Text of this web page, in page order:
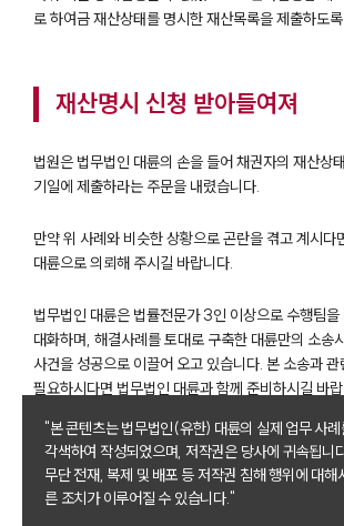
그룹소개
그룹소개
대륜의 강점
오시는 길
글로벌 파트너 로펌
통합검색
AI대륜
로 하여금 재산상태를 명시한 재산목록을 제출하도
재산명시 신청 받아들여져
법원은 법무법인 대륜의 손을 들어 채권자의 재산상
기일에 제출하라는 주문을 내렸습니다.
만약 위 사례와 비슷한 상황으로 곤란을 겪고 계시다
대륜으로 의뢰해 주시길 바랍니다.
법무법인 대륜은 법률전문가 3인 이상으로 수행팀
대화하며, 해결사례를 토대로 구축한 대륜만의 소송
사건을 성공으로 이끌어 오고 있습니다. 본 소송과
필요하시다면 법무법인 대륜과 함께 준비하시길 바
"본 콘텐츠는 법무법인(유한) 대륜의 실제 업무 사
각색하여 작성되었으며, 저작권은 당사에 귀속됩니
무단 전재, 복제 및 배포 등 저작권 침해 행위에 대해
른 조치가 이루어질 수 있습니다."